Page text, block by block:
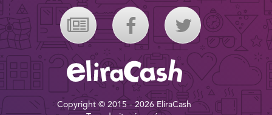
Copyright © 2015 - 2026 EliraCash